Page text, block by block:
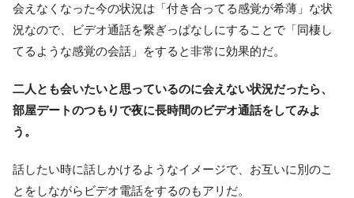
会えなくなった今の状況は「付き合ってる感覚が希薄」な状
況なので、ビデオ通話を繋ぎっぱなしにすることで「同棲し
てるような感覚の会話」をすると非常に効果的だ。
二人とも会いたいと思っているのに会えない状況だったら、
部屋デートのつもりで夜に長時間のビデオ通話をしてみよ
う。
話したい時に話しかけるようなイメージで、お互いに別のこ
とをしながらビデオ電話をするのもアリだ。